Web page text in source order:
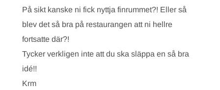
På sikt kanske ni fick nyttja finrummet?! Eller så
blev det så bra på restaurangen att ni hellre
fortsatte där?!
Tycker verkligen inte att du ska släppa en så bra
idé!!
Krm